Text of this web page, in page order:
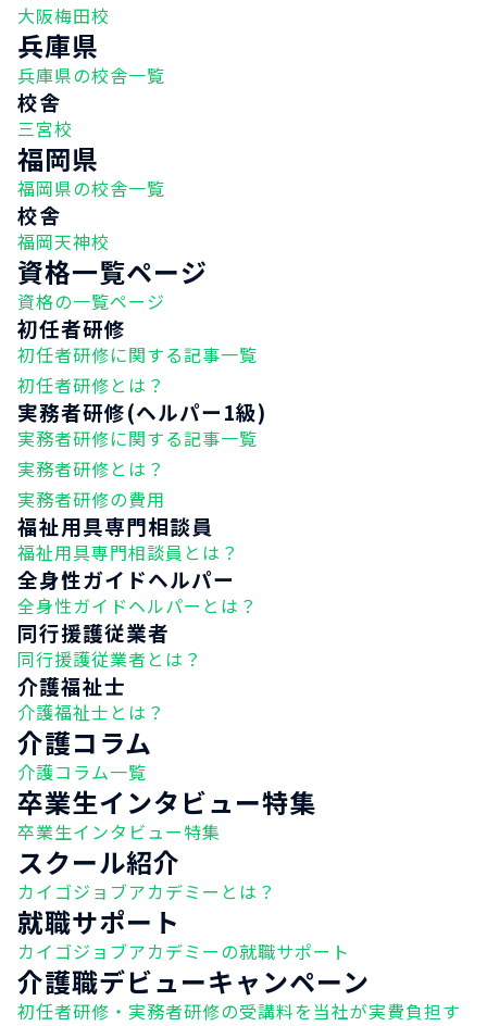
大阪梅田校
兵庫県
兵庫県の校舎一覧
校舎
三宮校
福岡県
福岡県の校舎一覧
校舎
福岡天神校
資格一覧ページ
資格の一覧ページ
初任者研修
初任者研修に関する記事一覧
初任者研修とは？
実務者研修(ヘルパー1級)
実務者研修に関する記事一覧
実務者研修とは？
実務者研修の費用
福祉用具専門相談員
福祉用具専門相談員とは？
全身性ガイドヘルパー
全身性ガイドヘルパーとは？
同行援護従業者
同行援護従業者とは？
介護福祉士
介護福祉士とは？
介護コラム
介護コラム一覧
卒業生インタビュー特集
卒業生インタビュー特集
スクール紹介
カイゴジョブアカデミーとは？
就職サポート
カイゴジョブアカデミーの就職サポート
介護職デビューキャンペーン
初任者研修・実務者研修の受講料を当社が実費負担す